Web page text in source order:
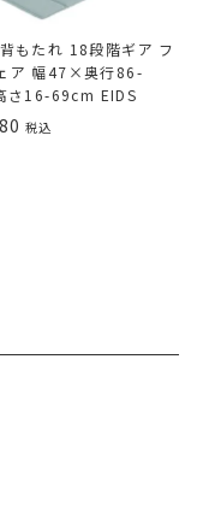
もたれ 18段階ギア フ
ア 幅47×奥行86-
16-69cm EIDS